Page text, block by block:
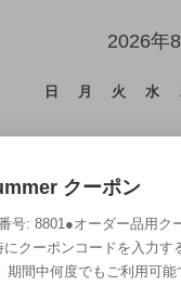
2026年
日 月 火 水
9 11
16 17 18 19
23 24 25 26
クーポン
号: 8801●オーダー品用ク
クーポンコードを入力す
期間中何度でもご利用可能